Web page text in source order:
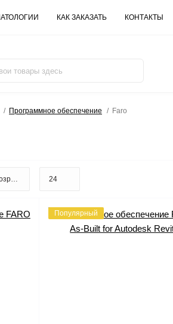
КАК ЗАКАЗАТЬ КОНТАКТЫ
Программное обеспечение Faro
Популярный